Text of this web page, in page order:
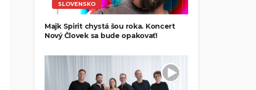
SLOVENSKO
Majk Spirit chystá šou roka. Koncert
Nový Človek sa bude opakovať!